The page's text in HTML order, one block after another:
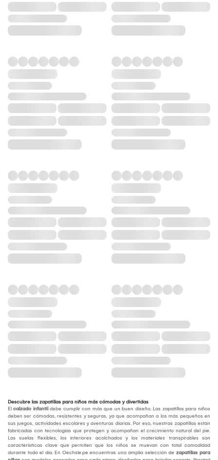
Descubre las zapatillas para niños más cómodas y divertidas
El calzado infantil debe cumplir con más que un buen diseño. Las zapatillas para niños
deben ser cómodas, resistentes y seguras, ya que acompañan a los más pequeños en
sus juegos, actividades escolares y aventuras diarias. Por eso, nuestras zapatillas están
fabricadas con tecnologías que protegen y acompañan el crecimiento natural del pie.
Las suelas flexibles, los interiores acolchados y los materiales transpirables son
características clave que permiten que los niños se muevan con total comodidad
durante todo el día. En Oechsle.pe encuentras una amplia selección de zapatillas para